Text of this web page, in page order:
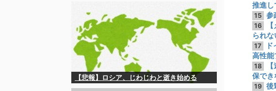
推進し
15 参
16
られ
17
高性能
18
保で
19
後
国外からどう認識されているのかって問題だ
から……さ
【悲報】ロシア、じわじわと逝き始める